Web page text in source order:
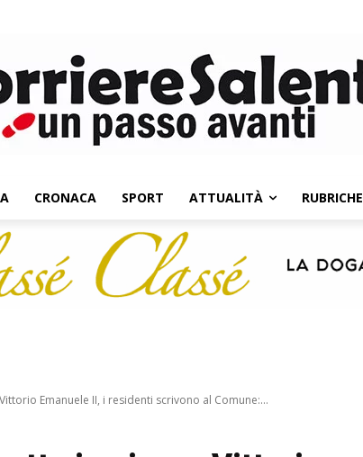
CRONACA SPORT ATTUALITÀ RUBRICHE
Emanuele II, i residenti scrivono al Comune:...